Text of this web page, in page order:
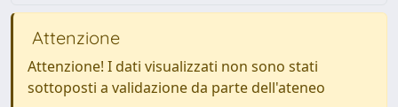
Attenzione
Attenzione! I dati visualizzati non sono stati
sottoposti a validazione da parte dell'ateneo